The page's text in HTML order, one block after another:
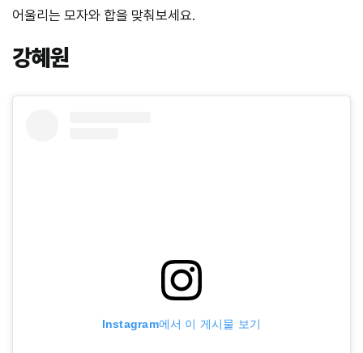
어울리는 모자와 합을 맞춰보세요.
강혜원
Instagram에서 이 게시물 보기